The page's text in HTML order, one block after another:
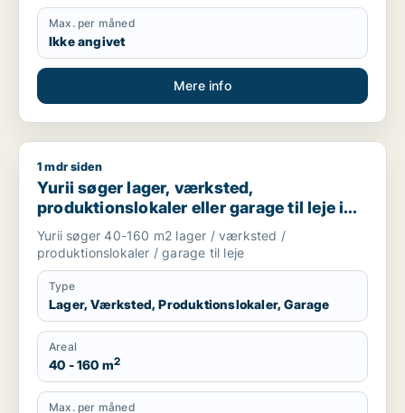
Max. per måned
Ikke angivet
Mere info
Yurii søger lager, værksted, produktionslokaler eller garage
1 mdr siden
Yurii søger lager, værksted,
produktionslokaler eller garage til leje i
Region Sjælland
Yurii søger 40-160 m2 lager / værksted /
produktionslokaler / garage til leje
Type
Lager, Værksted, Produktionslokaler, Garage
Areal
40 - 160 m2
Max. per måned